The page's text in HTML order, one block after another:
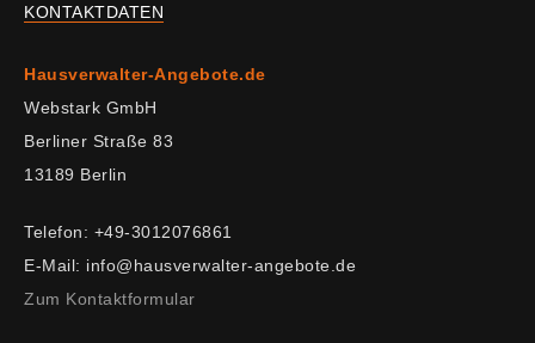
KONTAKTDATEN
Hausverwalter-Angebote.de
Webstark GmbH
Berliner Straße 83
13189 Berlin
Telefon: +49-3012076861
E-Mail: info@hausverwalter-angebote.de
Zum Kontaktformular